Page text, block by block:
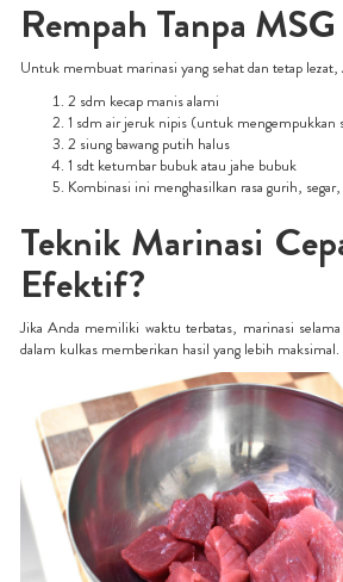
Rempah Tanpa MSG
Untuk membuat marinasi yang sehat dan tetap lezat,
2 sdm kecap manis alami
1 sdm air jeruk nipis (untuk mengempukkan
2 siung bawang putih halus
1 sdt ketumbar bubuk atau jahe bubuk
Kombinasi ini menghasilkan rasa gurih,
Teknik Marinasi
Efektif?
Jika Anda memiliki waktu terbatas, marinasi
dalam kulkas memberikan hasil yang lebih